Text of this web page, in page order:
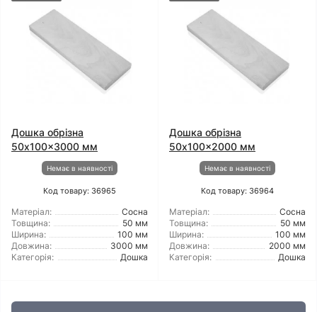
Дошка обрізна
50x100x3000 мм
Немає в наявності
Код товару: 36965
Матеріал:
Сосна
Товщина:
50 мм
Ширина:
100 мм
Довжина:
3000 мм
Категорія:
Дошка
Дошка обрізна
50x100x2000 мм
Немає в наявності
Код товару: 36964
Матеріал:
Сосна
Товщина:
50 мм
Ширина:
100 мм
Довжина:
2000 мм
Категорія:
Дошка